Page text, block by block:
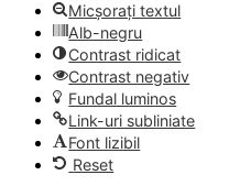
Micșorați textul
Alb-negru
Contrast ridicat
Contrast negativ
Fundal luminos
Link-uri subliniate
Font lizibil
Reset